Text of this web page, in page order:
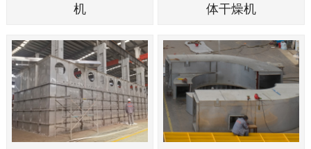
机
体干燥机